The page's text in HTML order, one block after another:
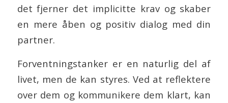
det fjerner det implicitte krav og skaber
en mere åben og positiv dialog med din
partner.
Forventningstanker er en naturlig del af
livet, men de kan styres. Ved at reflektere
over dem og kommunikere dem klart, kan